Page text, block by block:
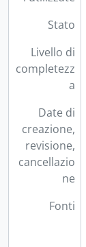
Stato
Livello di
completezz
a
Date di
creazione,
revisione,
cancellazio
ne
Fonti